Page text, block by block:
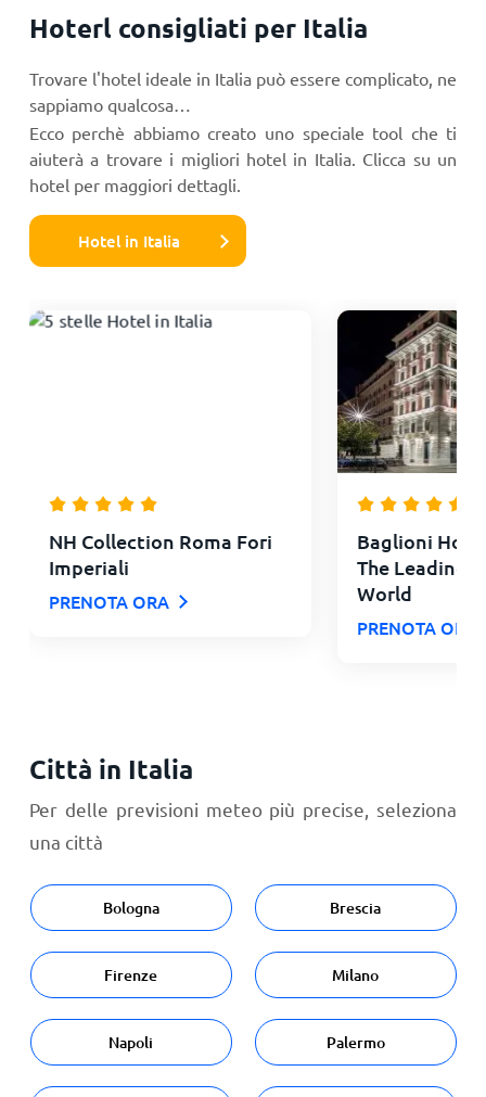
Hoterl consigliati per Italia
Trovare l'hotel ideale in Italia può essere complicato, ne
sappiamo qualcosa…
Ecco perchè abbiamo creato uno speciale tool che ti
aiuterà a trovare i migliori hotel in Italia. Clicca su un
hotel per maggiori dettagli.
Hotel in Italia
NH Collection Roma Fori
Imperiali
PRENOTA ORA
Baglioni
The Leading
World
PRENOTA ORA
Città in Italia
Per delle previsioni meteo più precise, seleziona
una città
Bologna Brescia
Firenze Milano
Napoli Palermo